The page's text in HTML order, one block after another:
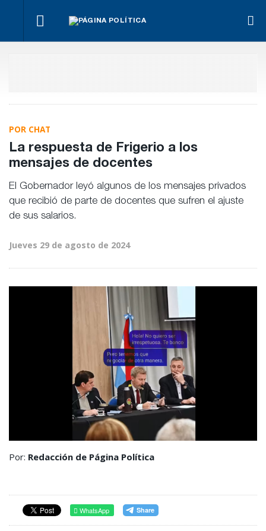
las
puertas
al
debate
interno
Mónica
Fein y sin
Rossi,
asumió la
nueva
conducción
oficialismo
busca
proteger
la reforma
previsional
necesario,
aunque
sea lo más
difícil
¿Posible
con el
Poder
Judicial?
POR CHAT
La respuesta de Frigerio a los
mensajes de docentes
El Gobernador leyó algunos de los mensajes privados
que recibió de parte de docentes que sufren el ajuste
de sus salarios.
Jueves 29 de agosto de 2024
Por: Redacción de Página Política
WhatsApp